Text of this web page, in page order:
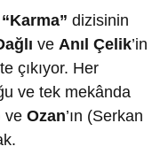
“Karma” dizisinin
ve Anıl Çelik’in
çıkıyor. Her
ve tek mekânda
ve Ozan’ın (Serkan